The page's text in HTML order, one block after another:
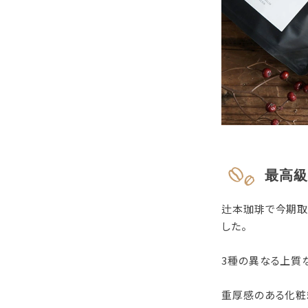
最高
辻本珈琲で今期取
した。
3種の異なる上質
重厚感のある化粧